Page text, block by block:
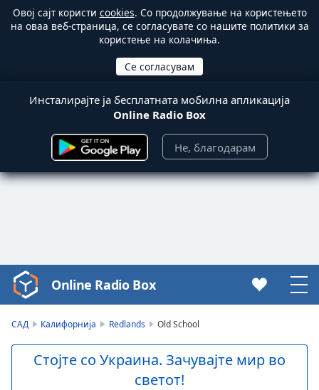
Овој сајт користи cookies. Со продолжување на користењето
на оваа веб-страница, се согласувате со нашите политики за
користење на колачиња.
Инсталирајте ја бесплатната мобилна апликација
Online Radio Box
Не, благодарам
Video
Player
Online Radio Box
САД Калифорнија Redlands Old School
Стојте со Украина. Зачувајте мир во
светот!